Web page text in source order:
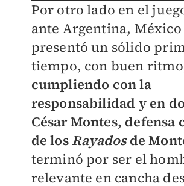
Por otro lado en el
ante Argentina, México
presentó un sólido
tiempo, con buen
cumpliendo con la
responsabilidad y en
César Montes, defensa
de los Rayadosde
terminó por ser el
relevante en cancha